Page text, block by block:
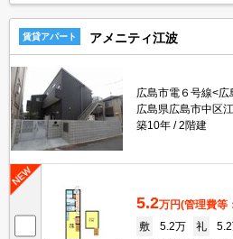
賃貸アパート アメニティ江波
広島市電６号線<
広島県広島市中区
築10年
2階建
5.2万円(管理費等
敷
5.2万 礼
5.2